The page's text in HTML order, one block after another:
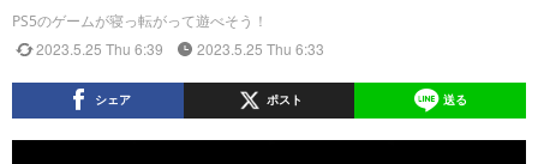
PS5のゲームが寝っ転がって遊べそう！
2023.5.25 Thu 6:39 2023.5.25 Thu 6:33
シェア ポスト 送る